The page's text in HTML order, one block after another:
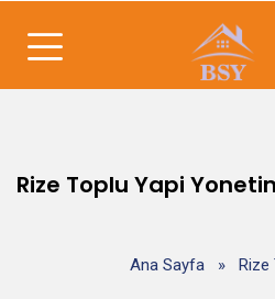
Rize Toplu Yapi
Ana Sayfa » Rize